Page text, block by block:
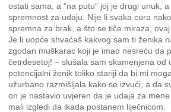
ostati sama, a “na putu” joj je drugi unuk,
spremnost za udaju. Nije li svaka cura
spremna za brak, a što se tiče miraza,
Je li uopće shvaćaš kakvog sam ti ženika
zgodan muškarac koji je imao nesreću da
četrdesetoj! – slušala sam skamenjena od
potencijalni ženik toliko stariji da bi mi
užurbano razmišljala kako se izvući, a da
on je nastavio uvjeren da je udaja za
mali izgledi da ikada postanem liječnicom.